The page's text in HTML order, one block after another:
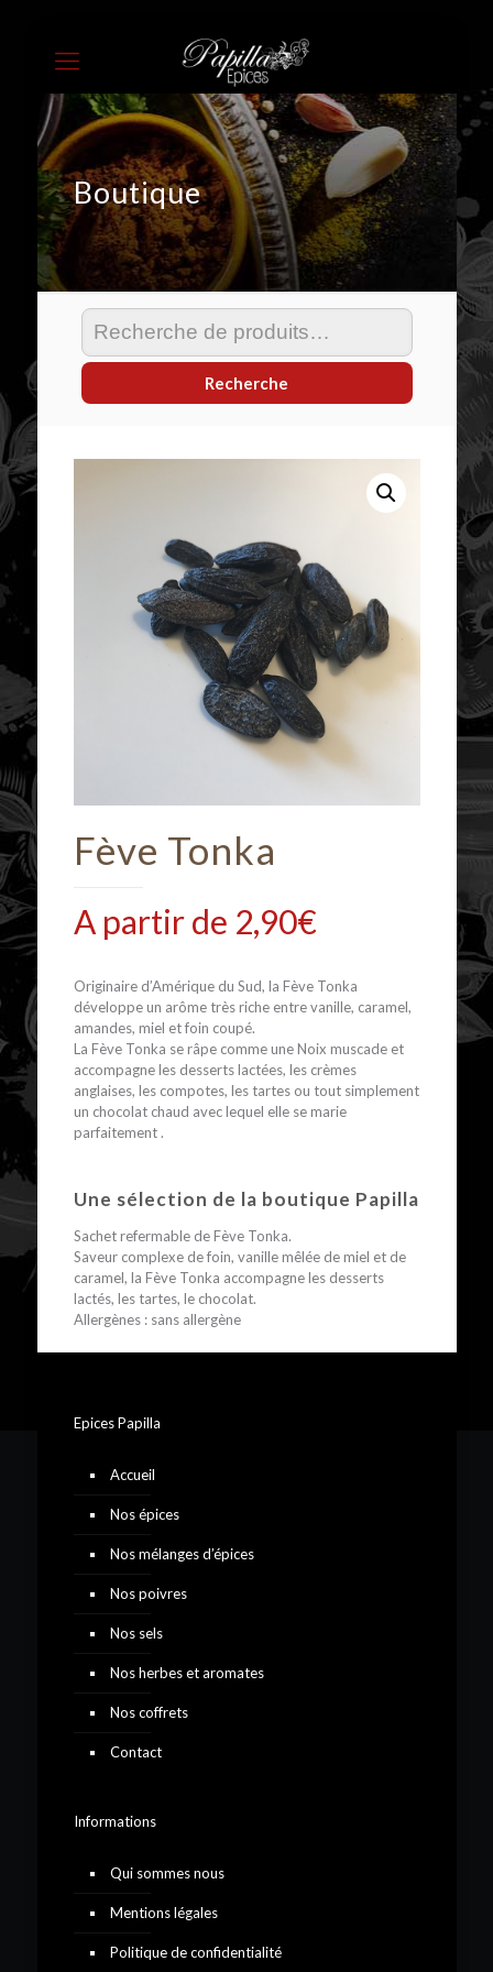
Boutique
Recherche
pour :
Recherche
Fève Tonka
A partir de 2,90€
Originaire d’Amérique du Sud, la Fève Tonka
développe un arôme très riche entre vanille, caramel,
amandes, miel et foin coupé.
La Fève Tonka se râpe comme une Noix muscade et
accompagne les desserts lactées, les crèmes
anglaises, les compotes, les tartes ou tout simplement
un chocolat chaud avec lequel elle se marie
parfaitement .
Une sélection de la boutique Papilla
Sachet refermable de Fève Tonka.
Saveur complexe de foin, vanille mêlée de miel et de
caramel, la Fève Tonka accompagne les desserts
lactés, les tartes, le chocolat.
Allergènes : sans allergène
Epices Papilla
Accueil
Nos épices
Nos mélanges d’épices
Nos poivres
Nos sels
Nos herbes et aromates
Nos coffrets
Contact
Informations
Qui sommes nous
Mentions légales
Politique de confidentialité